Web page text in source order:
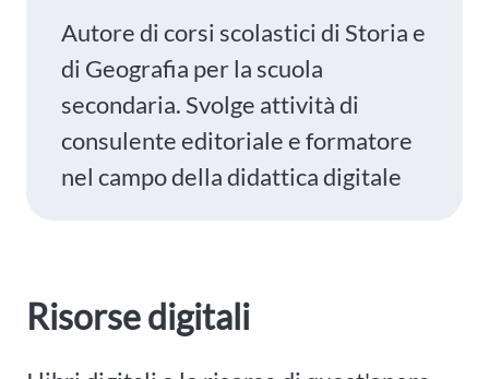
Autore di corsi scolastici di Storia e
di Geografia per la scuola
secondaria. Svolge attività di
consulente editoriale e formatore
nel campo della didattica digitale
Risorse digitali